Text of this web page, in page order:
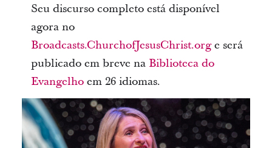
Seu discurso completo está disponível
agora no
Broadcasts.ChurchofJesusChrist.orge será
publicado em breve na Biblioteca do
Evangelhoem 26 idiomas.